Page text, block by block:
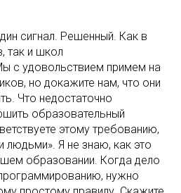
сигнал. Решенный. Как в
так и школ
с удовольствием примем на
но докажите нам, что они
Что недостаточно
образовательный
этому требованию,
людьми». Я не знаю, как это
образовании. Когда дело
нужно